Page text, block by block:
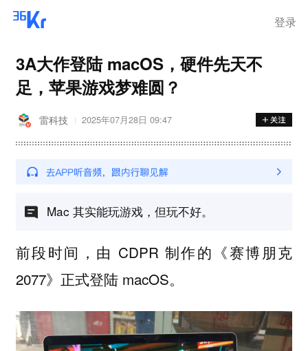
登录
3A大作登陆 macOS，硬件先天不
足，苹果游戏梦难圆？
雷科技 2025年07月28日 09:47
Mac 其实能玩游戏，但玩不好。
前段时间，由 CDPR 制作的《赛博朋克
2077》正式登陆 macOS。